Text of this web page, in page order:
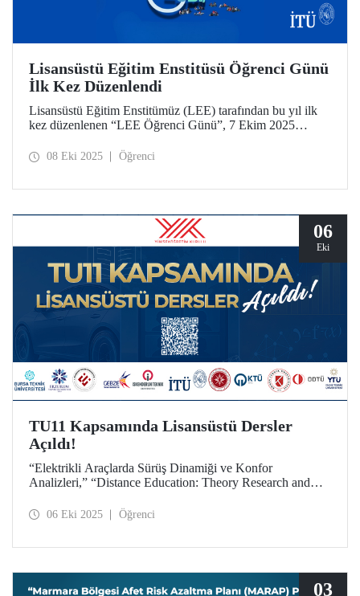
Lisansüstü Eğitim Enstitüsü Öğrenci Günü
İlk Kez Düzenlendi
Lisansüstü Eğitim Enstitümüz (LEE) tarafından bu yıl ilk
kez düzenlenen “LEE Öğrenci Günü”, 7 Ekim 2025
(SDKM) düzenlendi.
08 Eki 2025 Öğrenci
06
Eki
TU11 Kapsamında Lisansüstü Dersler
Açıldı!
“Elektrikli Araçlarda Sürüş Dinamiği ve Konfor
Analizleri,” “Distance Education: Theory Research and
seçmeli dersleri, tüm teknik üniversite lisansüstü öğrencileri
06 Eki 2025 Öğrenci
03